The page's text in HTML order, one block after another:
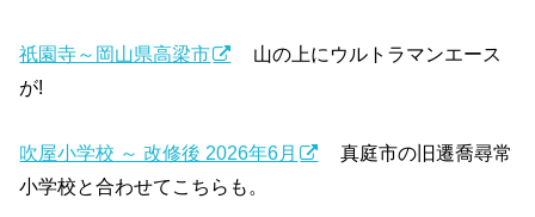
祇園寺～岡山県高梁市
山の上にウルトラマンエース
が!
吹屋小学校 ～ 改修後 2026年6月
真庭市の旧遷喬尋常
小学校と合わせてこちらも。